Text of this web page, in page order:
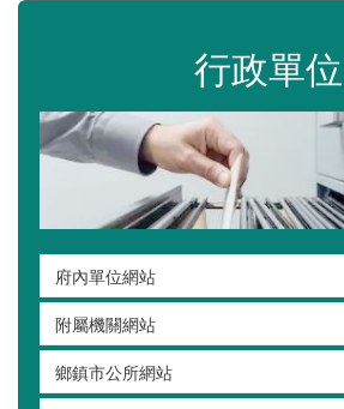
行政單位